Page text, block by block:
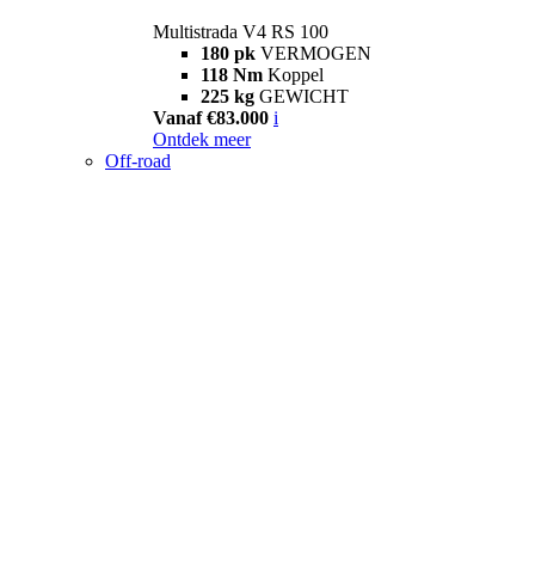
Multistrada V4 RS 100
180 pk VERMOGEN
118 Nm Koppel
225 kg GEWICHT
Vanaf €83.000 i
Ontdek meer
Off-road